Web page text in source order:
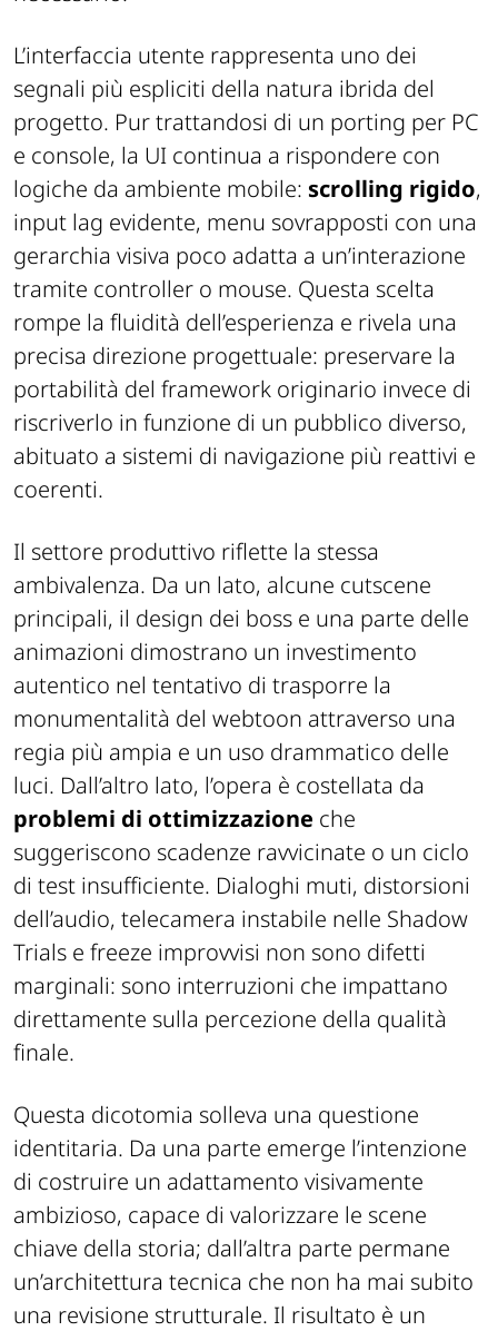
L’interfaccia utente rappresenta uno dei
segnali più espliciti della natura ibrida del
progetto. Pur trattandosi di un porting per PC
e console, la UI continua a rispondere con
logiche da ambiente mobile: scrolling rigido,
input lag evidente, menu sovrapposti con una
gerarchia visiva poco adatta a un’interazione
tramite controller o mouse. Questa scelta
rompe la fluidità dell’esperienza e rivela una
precisa direzione progettuale: preservare la
portabilità del framework originario invece di
riscriverlo in funzione di un pubblico diverso,
abituato a sistemi di navigazione più reattivi e
coerenti.
Il settore produttivo riflette la stessa
ambivalenza. Da un lato, alcune cutscene
principali, il design dei boss e una parte delle
animazioni dimostrano un investimento
autentico nel tentativo di trasporre la
monumentalità del webtoon attraverso una
regia più ampia e un uso drammatico delle
luci. Dall’altro lato, l’opera è costellata da
problemi di ottimizzazione che
suggeriscono scadenze ravvicinate o un ciclo
di test insufficiente. Dialoghi muti, distorsioni
dell’audio, telecamera instabile nelle Shadow
Trials e freeze improvvisi non sono difetti
marginali: sono interruzioni che impattano
direttamente sulla percezione della qualità
finale.
Questa dicotomia solleva una questione
identitaria. Da una parte emerge l’intenzione
di costruire un adattamento visivamente
ambizioso, capace di valorizzare le scene
chiave della storia; dall’altra parte permane
un’architettura tecnica che non ha mai subito
una revisione strutturale. Il risultato è un